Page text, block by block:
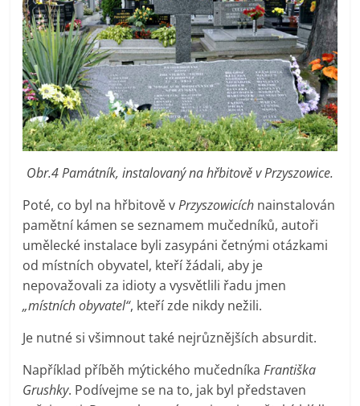
Obr.4 Památník, instalovaný na hřbitově v Przyszowice.
Poté, co byl na hřbitově vPrzyszowicích nainstalován
pamětní kámen se seznamem mučedníků, autoři
umělecké instalace byli zasypáni četnými otázkami
od místních obyvatel, kteří žádali, aby je
nepovažovali za idioty a vysvětlili řadu jmen
„místních obyvatel“, kteří zde nikdy nežili.
Je nutné si všimnout také nejrůznějších absurdit.
Například příběh mýtického mučedníkaFrantiška
Grushky. Podívejme se na to, jak byl představen